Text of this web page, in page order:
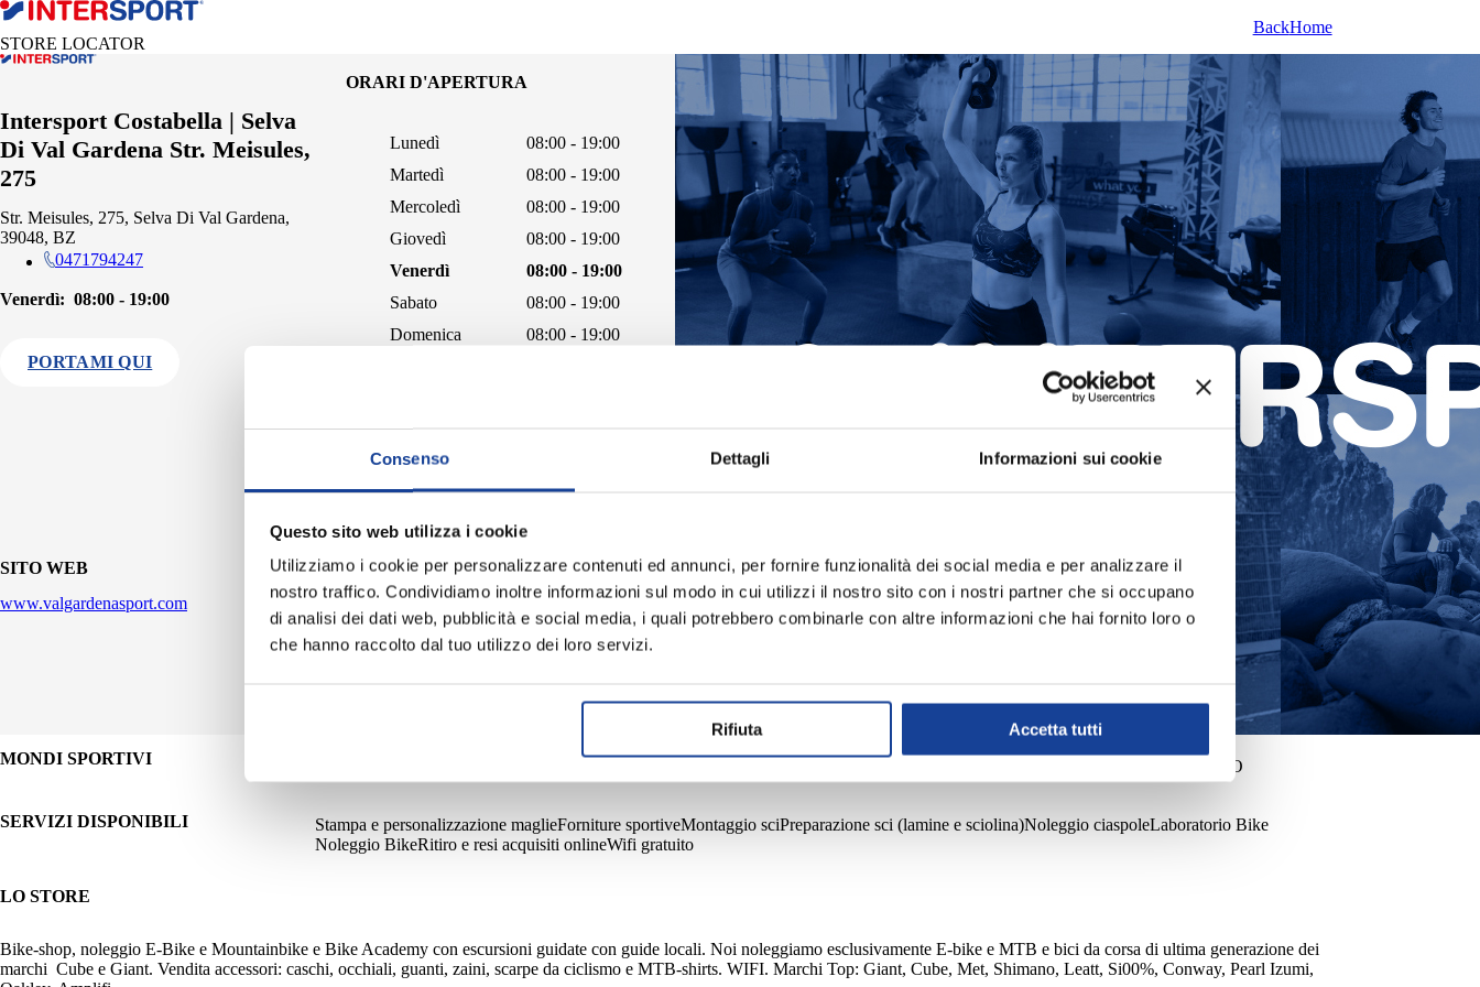
Consenso Dettagli Informazioni sui cookie
Questo sito web utilizza i cookie
Utilizziamo i cookie per personalizzare contenuti ed annunci, per fornire funzionalità dei social media e per analizzare il
nostro traffico. Condividiamo inoltre informazioni sul modo in cui utilizzi il nostro sito con i nostri partner che si occupano
di analisi dei dati web, pubblicità e social media, i quali potrebbero combinarle con altre informazioni che hai fornito loro o
che hanno raccolto dal tuo utilizzo dei loro servizi.
Rifiuta Accetta tutti
BackHome
STORE LOCATOR
Intersport Costabella | Selva
Di Val Gardena Str. Meisules,
275
Str. Meisules, 275, Selva Di Val Gardena,
39048, BZ
0471794247
Venerdì: 08:00 - 19:00
PORTAMI QUI
ORARI D'APERTURA
Lunedì
08:00 - 19:00
Martedì
08:00 - 19:00
Mercoledì
08:00 - 19:00
Giovedì
08:00 - 19:00
Venerdì
08:00 - 19:00
Sabato
08:00 - 19:00
Domenica
08:00 - 19:00
SITO WEB
www.valgardenasport.com
MONDI SPORTIVI SNOWBOARD E SCI FONDO
SERVIZI DISPONIBILI Stampa e personalizzazione maglieForniture sportiveMontaggio sciPreparazione sci (lamine e sciolina)Noleggio ciaspoleLaboratorio Bike
Noleggio BikeRitiro e resi acquisiti onlineWifi gratuito
LO STORE
Bike-shop, noleggio E-Bike e Mountainbike e Bike Academy con escursioni guidate con guide locali. Noi noleggiamo esclusivamente E-bike e MTB e bici da corsa di ultima generazione dei
marchi Cube e Giant. Vendita accessori: caschi, occhiali, guanti, zaini, scarpe da ciclismo e MTB-shirts. WIFI. Marchi Top: Giant, Cube, Met, Shimano, Leatt, Si00%, Conway, Pearl Izumi,